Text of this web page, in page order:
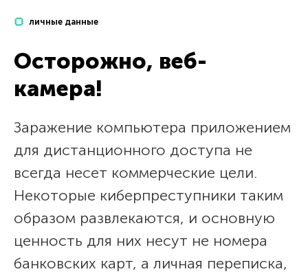
личные данные
Осторожно, веб-
камера!
Заражение компьютера приложением
для дистанционного доступа не
всегда несет коммерческие цели.
Некоторые киберпреступники таким
образом развлекаются, и основную
ценность для них несут не номера
банковских карт, а личная переписка,